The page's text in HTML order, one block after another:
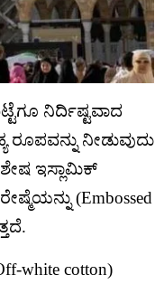
ನಿರ್ದಿಷ್ಟವಾದ
ನೀಡುವುದು
ಇಸ್ಲಾಮಿಕ್
(Embossed
white cotton)